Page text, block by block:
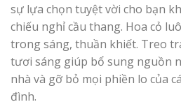
sự lựa chọn tuyệt vời cho bạn
chiếu nghỉ cầu thang. Hoa cỏ
trong sáng, thuần khiết. Treo
tươi sáng giúp bổ sung nguồn
nhà và gỡ bỏ mọi phiền lo của
đình.